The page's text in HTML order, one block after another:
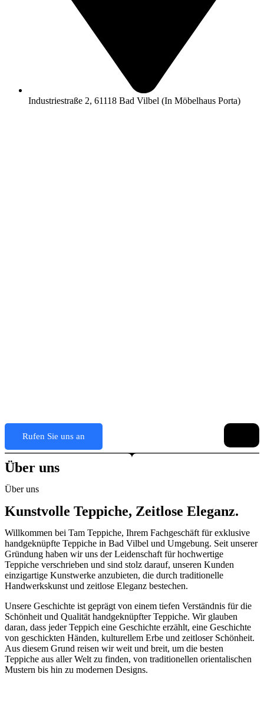
Industriestraße 2, 61118 Bad Vilbel (In Möbelhaus Porta)
Rufen Sie uns an
Über uns
Über uns
Kunstvolle Teppiche, Zeitlose Eleganz.
Willkommen bei Tam Teppiche, Ihrem Fachgeschäft für exklusive
handgeknüpfte Teppiche in Bad Vilbel und Umgebung. Seit unserer
Gründung haben wir uns der Leidenschaft für hochwertige
Teppiche verschrieben und sind stolz darauf, unseren Kunden
einzigartige Kunstwerke anzubieten, die durch traditionelle
Handwerkskunst und zeitlose Eleganz bestechen.
Unsere Geschichte ist geprägt von einem tiefen Verständnis für die
Schönheit und Qualität handgeknüpfter Teppiche. Wir glauben
daran, dass jeder Teppich eine Geschichte erzählt, eine Geschichte
von geschickten Händen, kulturellem Erbe und zeitloser Schönheit.
Aus diesem Grund reisen wir weit und breit, um die besten
Teppiche aus aller Welt zu finden, von traditionellen orientalischen
Mustern bis hin zu modernen Designs.